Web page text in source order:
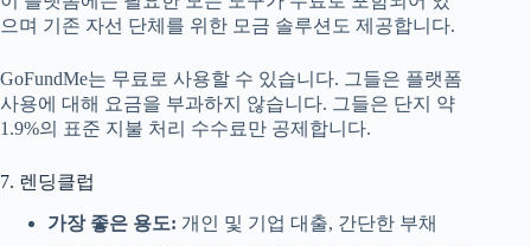
으며 기존 자선 단체를 위한 모금 솔루션도 제공합니다.
GoFundMe는 무료로 사용할 수 있습니다. 그들은 플랫폼
사용에 대해 요금을 부과하지 않습니다. 그들은 단지 약
1.9%의 표준 지불 처리 수수료만 공제합니다.
7. 렌딩클럽
가장 좋은 용도: 개인 및 기업 대출, 간단한 부채